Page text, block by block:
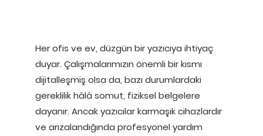
Her ofis ve ev, düzgün bir yazıcıya ihtiyaç
duyar. Çalışmalarımızın önemli bir kısmı
dijitalleşmiş olsa da, bazı durumlardaki
gereklilik hâlâ somut, fiziksel belgelere
dayanır. Ancak yazıcılar karmaşık cihazlardır
ve arızalandığında profesyonel yardım